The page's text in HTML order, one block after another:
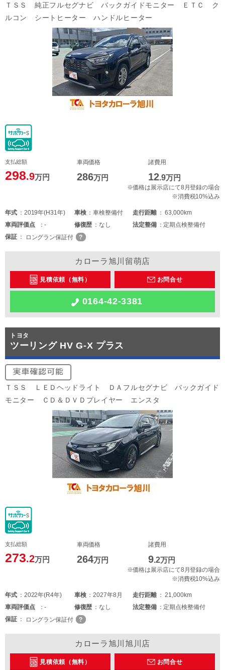
ＴＳＳ 純正フルセグナビ バックガイドモニター ＥＴＣ ク
ルコン シートヒーター ハンドルヒーター
支払総額
298.9万円
車両価格
286万円
諸費用
12.9万円
※価格は展示店にて8月登録の場合
※消費税10%込み
年式 2019年(H31年) 車検 車検整備付 走行距離
63,000km
車両評価点 - 修復歴 なし 法定整備
定期点検整備付
保証
ロングラン保証付
カローラ旭川留萌店
見積依頼（無料） お問合せ
0164-42-3381
トヨタ
ツーリング HV G-X プラス
ＴＳＳ ＬＥＤヘッドライト ＤＡフルセグナビ バックガイド
モニター ＣＤ＆ＤＶＤプレイヤー エンスタ
支払総額
273.2万円
車両価格
264万円
諸費用
9.2万円
※価格は展示店にて8月登録の場合
※消費税10%込み
年式 2022年(R4年) 車検 2027年8月 走行距離
21,000km
車両評価点 - 修復歴 なし 法定整備
定期点検整備付
保証
ロングラン保証付
カローラ旭川旭川店
見積依頼（無料） お問合せ